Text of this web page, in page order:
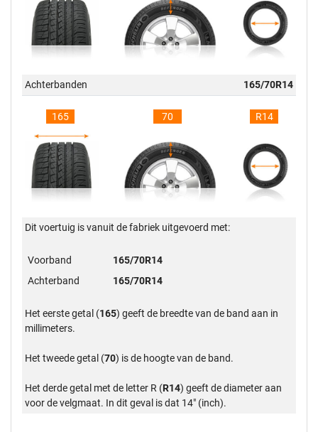
Achterbanden 165/70R14
165 70 R14
Dit voertuig is vanuit de fabriek uitgevoerd met:
Voorband
165/70R14
Achterband
165/70R14
Het eerste getal (165) geeft de breedte van de band aan in
millimeters.
Het tweede getal (70) is de hoogte van de band.
Het derde getal met de letter R (R14) geeft de diameter aan
voor de velgmaat. In dit geval is dat 14" (inch).